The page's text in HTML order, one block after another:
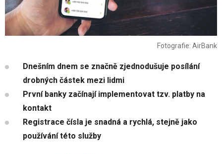
Fotografie: AirBank
Dnešním dnem se značně zjednodušuje posílání
drobných částek mezi lidmi
První banky začínají implementovat tzv. platby na
kontakt
Registrace čísla je snadná a rychlá, stejně jako
používání této služby